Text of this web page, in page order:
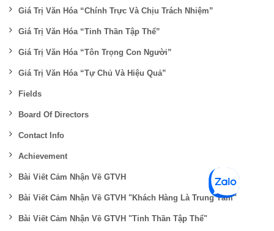
Giá Trị Văn Hóa “Chính Trực Và Chịu Trách Nhiệm”
Giá Trị Văn Hóa “Tinh Thần Tập Thể”
Giá Trị Văn Hóa “Tôn Trọng Con Người”
Giá Trị Văn Hóa “Tự Chủ Và Hiệu Quả”
Fields
Board Of Directors
Contact Info
Achievement
Bài Viết Cảm Nhận Về GTVH
Bài Viết Cảm Nhận Về GTVH "Khách Hàng Là Trung Tâm"
Bài Viết Cảm Nhận Về GTVH "Tinh Thần Tập Thể"